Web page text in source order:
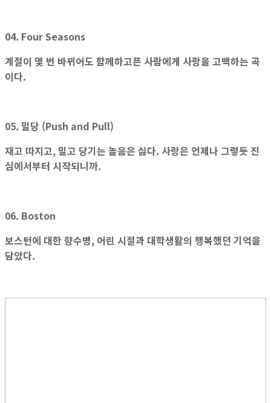
04. Four Seasons
계절이 몇 번 바뀌어도 함께하고픈 사람에게 사랑을 고백하는 곡
이다.
05. 밀당 (Push and Pull)
재고 따지고, 밀고 당기는 놀음은 싫다. 사랑은 언제나 그렇듯 진
심에서부터 시작되니까.
06. Boston
보스턴에 대한 향수병, 어린 시절과 대학생활의 행복했던 기억을
담았다.